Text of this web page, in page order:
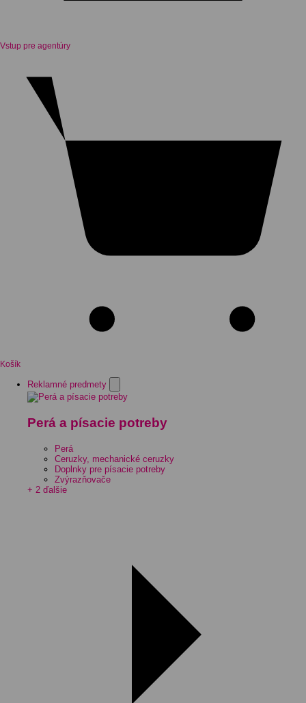
Vstup pre agentúry
Košík
Reklamné predmety
Perá a písacie potreby
Perá
Ceruzky, mechanické ceruzky
Doplnky pre písacie potreby
Zvýrazňovače
+ 2 ďalšie